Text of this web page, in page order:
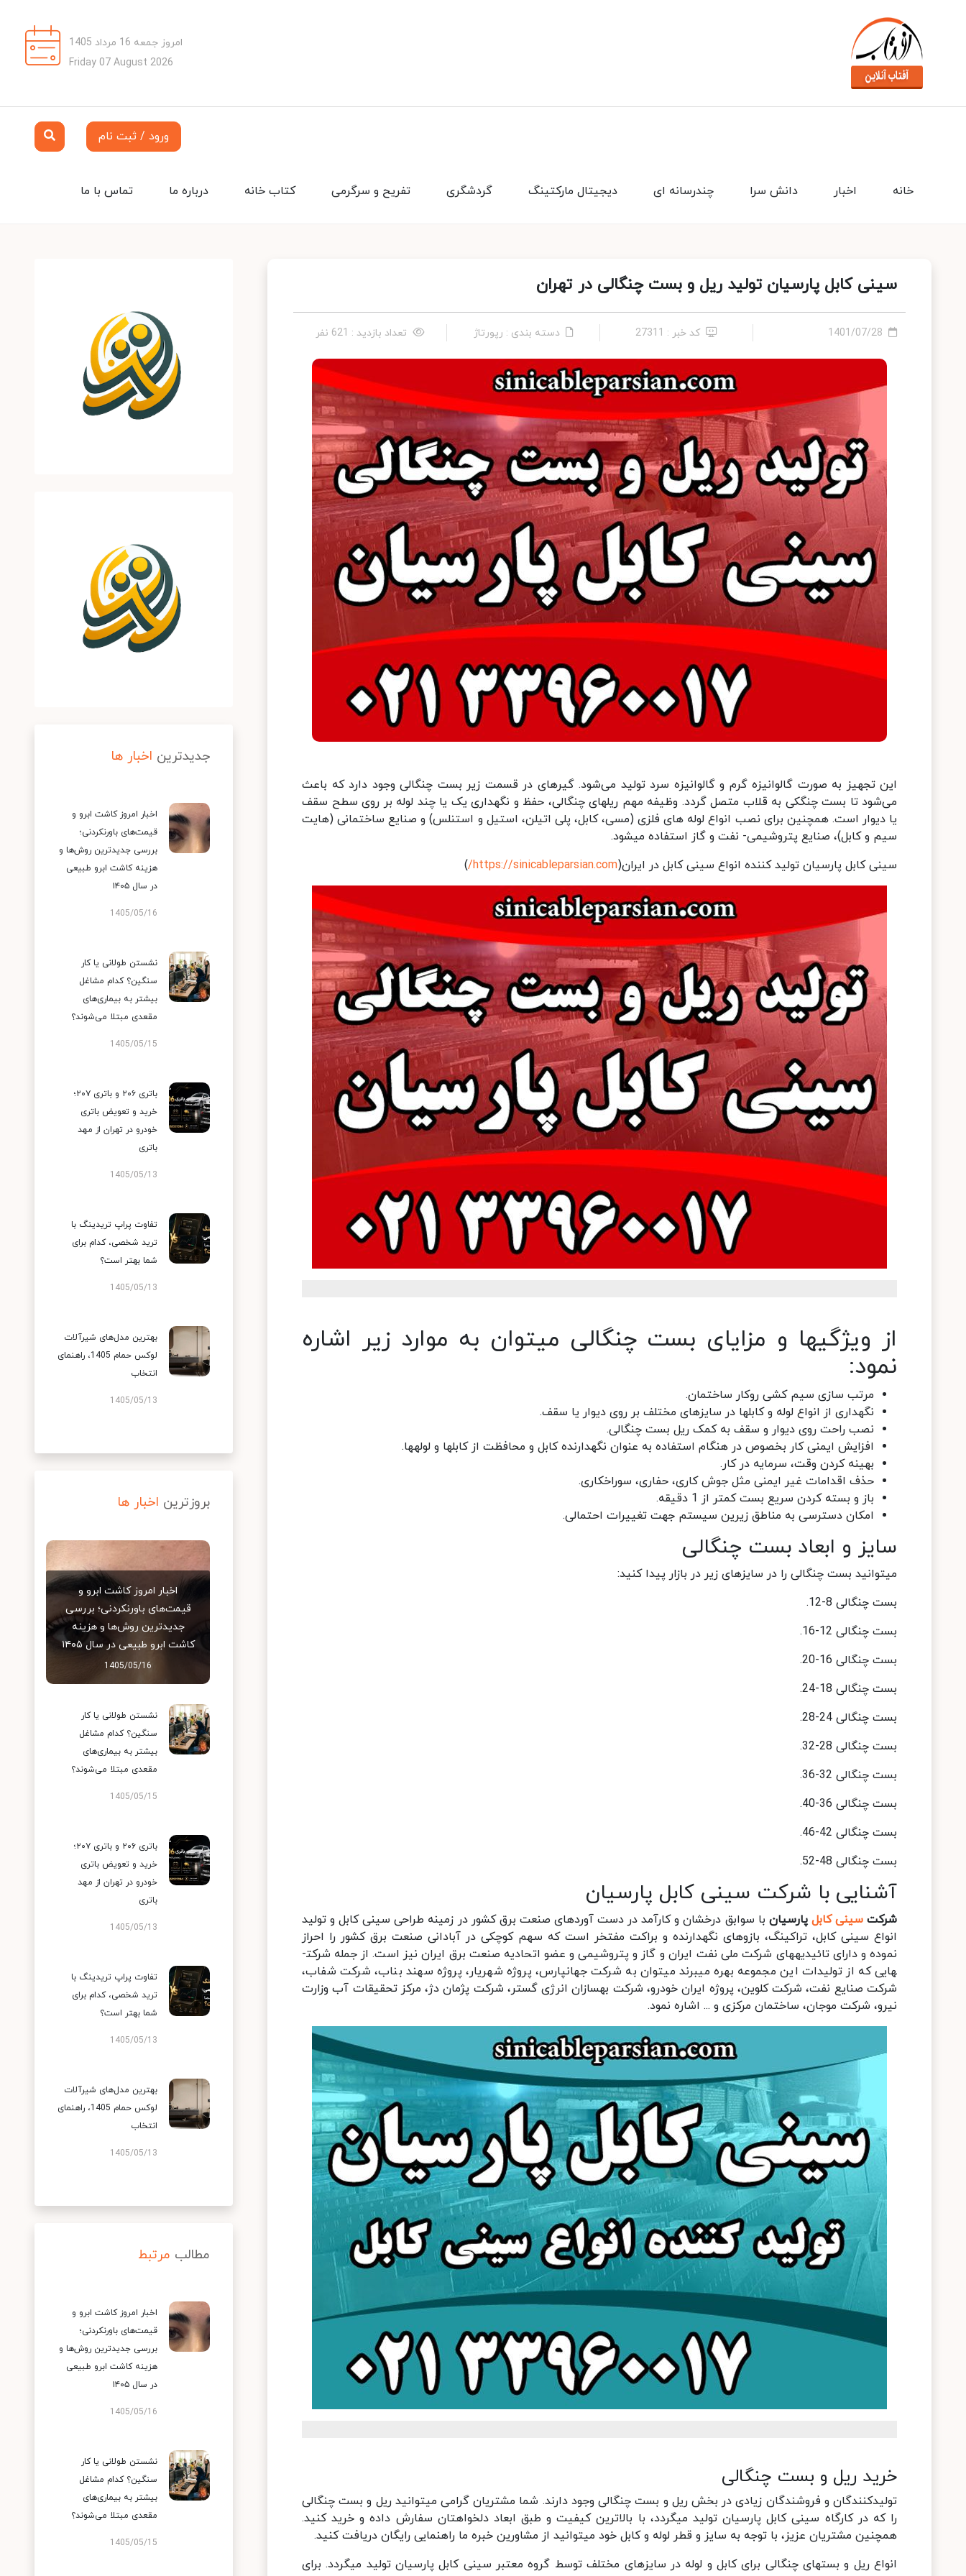
امروز جمعه 16 مرداد 1405
Friday 07 August 2026
ورود / ثبت نام
تماس با ما درباره ما کتاب خانه تفریح و سرگرمی گردشگری دیجیتال مارکتینگ چندرسانه ای دانش سرا اخبار خانه
سینی کابل پارسیان تولید ریل و بست چنگالی در تهران
1401/07/28 کد خبر : 27311 دسته بندی : رپورتاژ تعداد بازدید : 621 نفر
این تجهیز به صورت گالوانیزه گرم و گالوانیزه سرد تولید می‌شود. گیره­ای در قسمت زیر بست چنگالی وجود دارد که باعث
می‌شود تا بست چنگکی به قلاب متصل گردد. وظیفه مهم ریل­های چنگالی، حفظ و نگهداری یک یا چند لوله بر روی سطح سقف
یا دیوار است. همچنین برای نصب انواع لوله­ های فلزی (مسی، کابل، پلی اتیلن، استیل و استنلس) و صنایع ساختمانی (هایت
سیم و کابل)، صنایع پتروشیمی- نفت و گاز استفاده میشود.
سینی کابل پارسیان تولید کننده انواع سینی کابل در ایران(https://sinicableparsian.com/
)
از ویژگی­ها و مزایای بست چنگالی میتوان به موارد زیر اشاره
نمود:
مرتب سازی سیم کشی روکار ساختمان.
نگهداری از انواع لوله و کابل­ها در سایزهای مختلف بر روی دیوار یا سقف.
نصب راحت روی دیوار و سقف به کمک ریل بست چنگالی.
افزایش ایمنی کار بخصوص در هنگام استفاده به عنوان نگهدارنده کابل و محافظت از کابل­ها و لوله­ها.
بهینه کردن وقت، سرمایه در کار.
حذف اقدامات غیر ایمنی مثل جوش کاری، حفاری، سوراخکاری.
باز و بسته کردن سریع بست کمتر از 1 دقیقه.
امکان دسترسی به مناطق زیرین سیستم جهت تغییرات احتمالی.
سایز و ابعاد بست چنگالی
می­توانید بست چنگالی را در سایزهای زیر در بازار پیدا کنید:
بست چنگالی 8-12.
بست چنگالی 12-16.
بست چنگالی 16-20.
بست چنگالی 18-24.
بست چنگالی 24-28.
بست چنگالی 28-32.
بست چنگالی 32-36.
بست چنگالی 36-40.
بست چنگالی 42-46.
بست چنگالی 48-52.
آشنایی با شرکت سینی کابل پارسیان
شرکتسینی کابل پارسیان با سوابق درخشان و کارآمد در دست آوردهای صنعت برق کشور در زمینه طراحی سینی کابل و تولید
انواع سینی کابل، تراکینگ، بازوهای نگهدارنده و براکت مفتخر است که سهم کوچکی در آبادانی صنعت برق کشور را احراز
نموده و دارای تائیدیه­های شرکت ملی نفت ایران و گاز و پتروشیمی و عضو اتحادیه صنعت برق ایران نیز است. از جمله شرکت­
هایی که از تولیدات این مجموعه بهره میبرند میتوان به شرکت جهانپارس، پروژه شهریار، پروژه سهند بناب، شرکت شفاب،
شرکت صنایع نفت، شرکت کلوین، پروژه ایران خودرو، شرکت بهسازان انرژی گستر، شرکت پژمان دژ، مرکز تحقیقات آب وزارت
نیرو، شرکت موجان، ساختمان مرکزی و ... اشاره نمود.
خرید ریل و بست چنگالی
تولیدکنندگان و فروشندگان زیادی در بخش ریل و بست چنگالی وجود دارند. شما مشتریان گرامی می­توانید ریل و بست چنگالی
را که در کارگاه سینی کابل پارسیان تولید میگردد، با بالاترین کیفیت و طبق ابعاد دلخواهتان سفارش داده و خرید کنید.
همچنین مشتریان عزیز، با توجه به سايز و قطر لوله و كابل خود می­توانید از مشاورين خبره ما راهنمايی رايگان دريافت كنيد.
انواع ریل و بست­های چنگالی برای کابل و لوله در سایزهای مختلف توسط گروه معتبر سینی کابل پارسیان تولید میگردد. برای
جدیدترین اخبار ها
اخبار امروز کاشت ابرو و
قیمت‌های باورنکردنی؛
بررسی جدیدترین روش‌ها و
هزینه کاشت ابرو طبیعی
در سال ۱۴۰۵
1405/05/16
نشستن طولانی یا کار
سنگین؟ کدام مشاغل
بیشتر به بیماری‌های
مقعدی مبتلا می‌شوند؟
1405/05/15
باتری ۲۰۶ و باتری ۲۰۷؛
خرید و تعویض باتری
خودرو در تهران از مهد
باتری
1405/05/13
تفاوت پراپ تریدینگ با
ترید شخصی، کدام برای
شما بهتر است؟
1405/05/13
بهترین مدل‌های شیرآلات
لوکس حمام 1405، راهنمای
انتخاب
1405/05/13
بروزترین اخبار ها
اخبار امروز کاشت ابرو و
قیمت‌های باورنکردنی؛ بررسی
جدیدترین روش‌ها و هزینه
کاشت ابرو طبیعی در سال ۱۴۰۵
1405/05/16
نشستن طولانی یا کار
سنگین؟ کدام مشاغل
بیشتر به بیماری‌های
مقعدی مبتلا می‌شوند؟
1405/05/15
باتری ۲۰۶ و باتری ۲۰۷؛
خرید و تعویض باتری
خودرو در تهران از مهد
باتری
1405/05/13
تفاوت پراپ تریدینگ با
ترید شخصی، کدام برای
شما بهتر است؟
1405/05/13
بهترین مدل‌های شیرآلات
لوکس حمام 1405، راهنمای
انتخاب
1405/05/13
مطالب مرتبط
اخبار امروز کاشت ابرو و
قیمت‌های باورنکردنی؛
بررسی جدیدترین روش‌ها و
هزینه کاشت ابرو طبیعی
در سال ۱۴۰۵
1405/05/16
نشستن طولانی یا کار
سنگین؟ کدام مشاغل
بیشتر به بیماری‌های
مقعدی مبتلا می‌شوند؟
1405/05/15